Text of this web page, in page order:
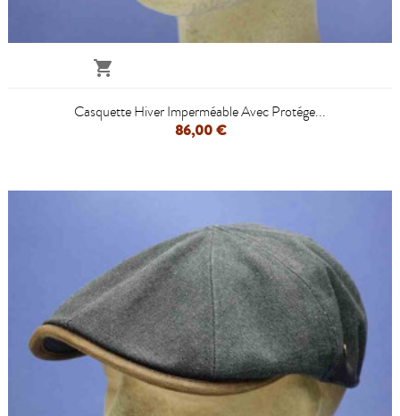

Casquette Hiver Imperméable Avec Protége...
86,00 €